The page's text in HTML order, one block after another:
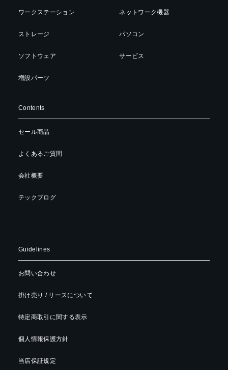
ワークステーション
ストレージ
ソフトウェア
増設パーツ
ネットワーク機器
パソコン
サービス
Contents
セール商品
よくあるご質問
会社概要
テックブログ
Guidelines
お問い合わせ
掛け売り / リースについて
特定商取引に関する表示
個人情報保護方針
当店保証規定